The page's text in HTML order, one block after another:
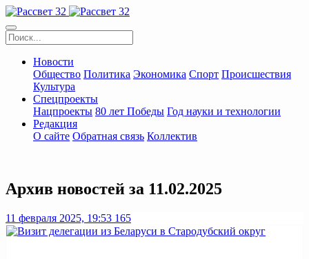
Новости
Общество Политика Экономика Спорт Происшествия
Культура
Спецпроекты
Нацпроекты 80 лет Победы Год науки и технологии
Редакция
О сайте Обратная связь Коллектив
Архив новостей за 11.02.2025
11 февраля 2025, 19:53 165